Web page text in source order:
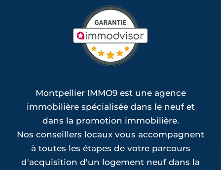
Montpellier IMMO9 est une agence
immobilière spécialisée dans le neuf et
dans la promotion immobilière.
Nos conseillers locaux vous accompagnent
à toutes les étapes de votre parcours
d'acquisition d'un logement neuf dans la